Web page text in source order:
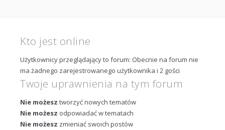
Kto jest online
Użytkownicy przeglądający to forum: Obecnie na forum nie
ma żadnego zarejestrowanego użytkownika i 2 gości
Twoje uprawnienia na tym forum
Nie możesz tworzyć nowych tematów
Nie możesz odpowiadać w tematach
Nie możesz zmieniać swoich postów